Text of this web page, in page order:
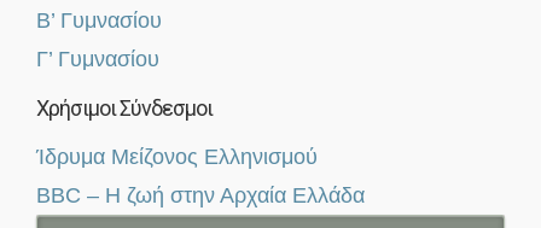
Β’ Γυμνασίου
Γ’ Γυμνασίου
Χρήσιμοι Σύνδεσμοι
Ίδρυμα Μείζονος Ελληνισμού
BBC – Η ζωή στην Αρχαία Ελλάδα